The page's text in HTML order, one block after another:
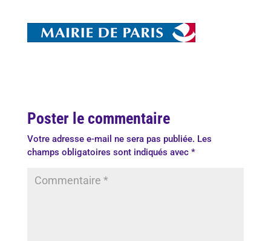
Poster le commentaire
Votre adresse e-mail ne sera pas publiée. Les
champs obligatoires sont indiqués avec *